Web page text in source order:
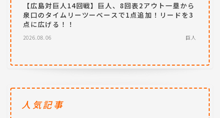
【広島対巨人14回戦】巨人、8回表2アウト一塁から
泉口のタイムリーツーベースで1点追加！リードを3
点に広げる！！
2026.08.06 巨人
人気記事